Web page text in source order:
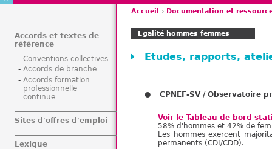
s
Accueil › Documentation et
Egalité hommes femmes
Etudes, rapports,
CPNEF-SV / Observatoire
Voir le Tableau de bord
58% d'hommes et 42% de
Les hommes exercent
permanents (CDI/CDD).
Accords et textes de
référence
Conventions collectives
Accords de branche
Accords formation
professionnelle
continue
Sites d'offres d'emploi
Lexique